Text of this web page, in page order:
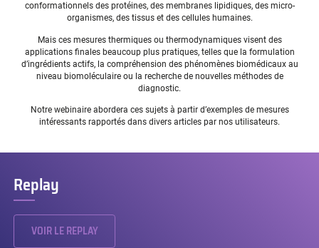
conformationnels des protéines, des membranes lipidiques, des micro-
organismes, des tissus et des cellules humaines.
Mais ces mesures thermiques ou thermodynamiques visent des
applications finales beaucoup plus pratiques, telles que la formulation
d’ingrédients actifs, la compréhension des phénomènes biomédicaux au
niveau biomoléculaire ou la recherche de nouvelles méthodes de
diagnostic.
Notre webinaire abordera ces sujets à partir d’exemples de mesures
intéressants rapportés dans divers articles par nos utilisateurs.
Replay
VOIR LE REPLAY